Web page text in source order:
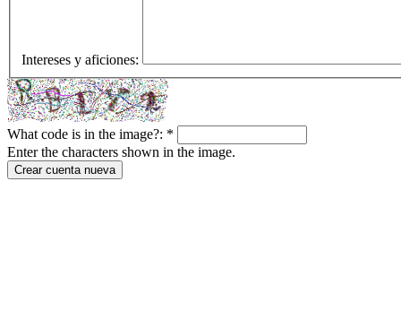
Intereses y aficiones:
What code is in the image?: *
Enter the characters shown in the image.